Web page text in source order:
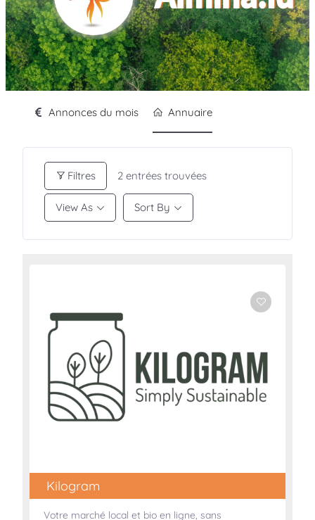
Annonces du mois Annuaire
Filtres 2 entrées trouvées
View As Sort By
Kilogram
Votre marché local et bio en ligne, sans